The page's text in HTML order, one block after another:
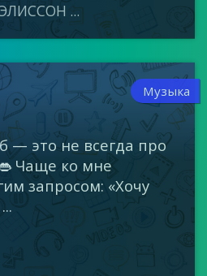
...
Музыка
— это не всегда про
Чаще ко мне
запросом: «Хочу